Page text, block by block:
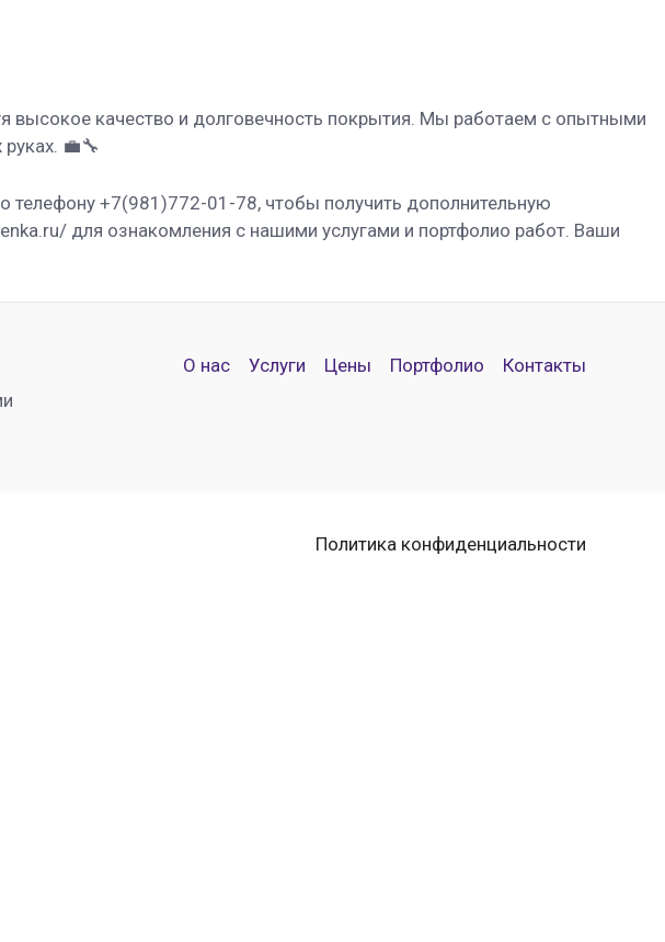
высокое качество и долговечность покрытия. Мы работаем с опытными
💼🔧
+7(981)772-01-78, чтобы получить дополнительную
для ознакомления с нашими услугами и портфолио работ. Ваши
О нас Услуги Цены Портфолио Контакты
Политика конфиденциальности